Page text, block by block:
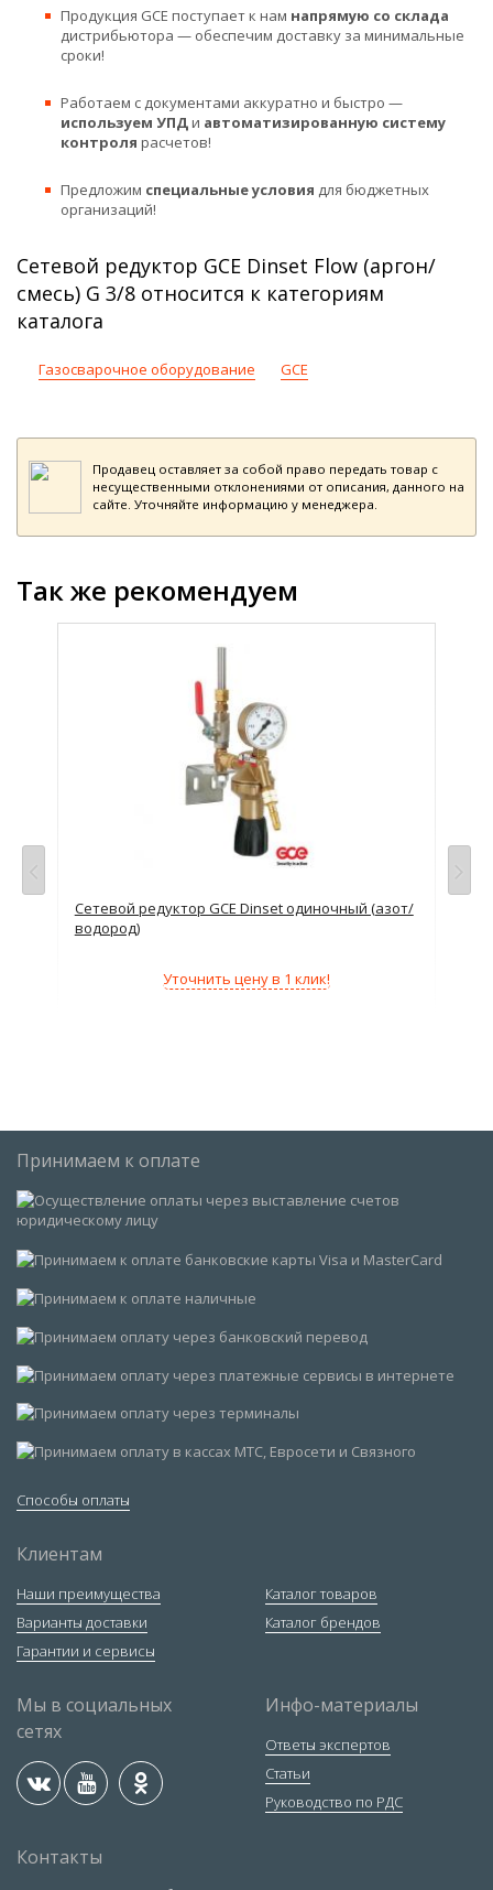
Продукция GCE поступает к нам напрямую со склада
дистрибьютора — обеспечим доставку за минимальные
сроки!
Работаем с документами аккуратно и быстро —
используем УПДи автоматизированную систему
контроля расчетов!
Предложим специальные условия для бюджетных
организаций!
Сетевой редуктор GCE Dinset Flow (аргон/
смесь) G 3/8 относится к категориям
каталога
Газосварочное оборудование GCE
Продавец оставляет за собой право передать товар с
несущественными отклонениями от описания, данного на
сайте. Уточняйте информацию у менеджера.
Так же рекомендуем
Сетевой редуктор GCE Dinset одиночный (азот/
водород)
Уточнить цену в 1 клик!
Принимаем к оплате
Способы оплаты
Клиентам
Наши преимущества
Варианты доставки
Гарантии и сервисы
Каталог товаров
Каталог брендов
Мы в социальных
сетях
Инфо-материалы
Ответы экспертов
Статьи
Руководство по РДС
Контакты